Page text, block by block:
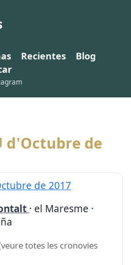
Recientes
Blog
d'Octubre de
· el Maresme ·
totes les cronovies